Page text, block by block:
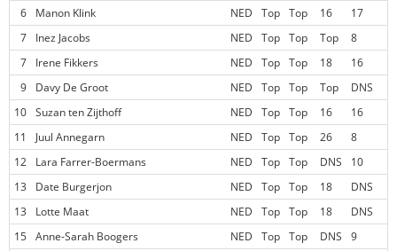
6
Manon Klink NED Top Top 16
17
7
Inez Jacobs NED Top Top Top
8
7
Irene Fikkers NED Top Top 18
16
9
Davy De Groot NED Top Top Top
DNS
10 Suzan ten Zijthoff NED Top Top 16
16
11
Juul Annegarn NED Top Top 26
8
12
Lara Farrer-Boermans NED Top Top DNS
10
13
Date Burgerjon NED Top Top 18
DNS
13
Lotte Maat NED Top Top 18
DNS
15 Anne-Sarah Boogers NED Top Top DNS
9